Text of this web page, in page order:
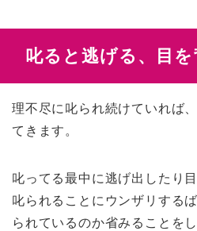
叱ると逃げる、目を
理不尽に叱られ続けていれば
てきます。
叱ってる最中に逃げ出したり
叱られることにウンザリする
られているのか省みることを